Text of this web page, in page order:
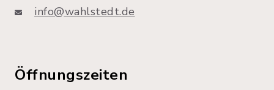
info@wahlstedt.de
Öffnungszeiten